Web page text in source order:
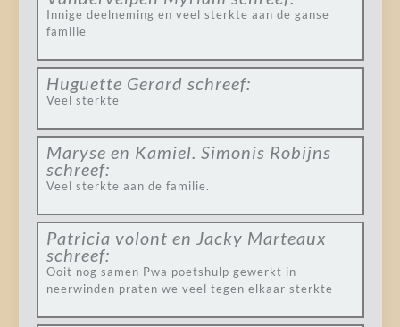
Innige deelneming en veel sterkte aan de ganse
familie
Huguette Gerard schreef:
Veel sterkte
Maryse en Kamiel. Simonis Robijns
schreef:
Veel sterkte aan de familie.
Patricia volont en Jacky Marteaux
schreef:
Ooit nog samen Pwa poetshulp gewerkt in
neerwinden praten we veel tegen elkaar sterkte